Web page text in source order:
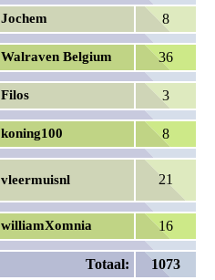
Jochem 8
Walraven Belgium 36
Filos 3
koning100 8
vleermuisnl 21
williamXomnia 16
Totaal: 1073